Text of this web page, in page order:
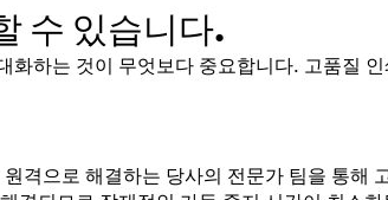
수 있습니다.
하는 것이 무엇보다 중요합니다. 고품질
격으로 해결하는 당사의 전문가 팀을 통해